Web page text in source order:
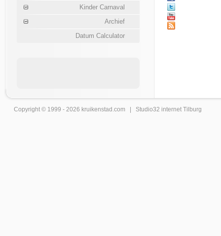
Kinder Carnaval
Archief
Datum Calculator
Copyright © 1999 - 2026 kruikenstad .com | Studio32 internet Tilburg